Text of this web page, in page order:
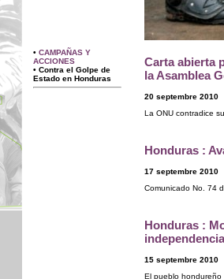
• CAMPAÑAS Y
ACCIONES
• Contra el Golpe de
Estado en Honduras
Carta abierta
la Asamblea
20 septembre 2010
La ONU contradice
Honduras :
17 septembre 2010
Comunicado No. 74
Honduras :
independencia
15 septembre 2010
El pueblo hondureño